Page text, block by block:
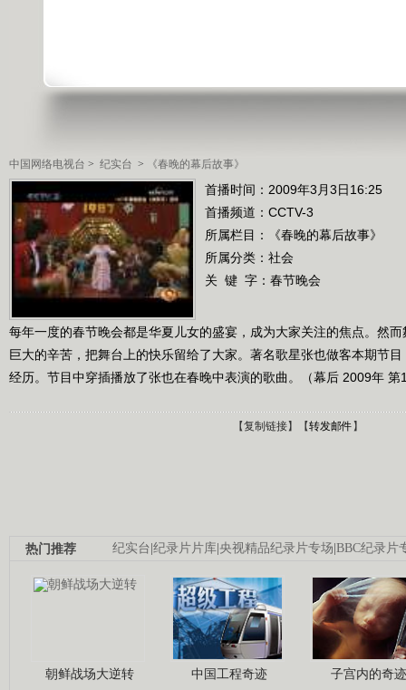
中国网络电视台 > 纪实台 > 《春晚的幕后故事》
首播时间：2009年3月3日16:25
首播频道： CCTV-3
所属栏目：
《春晚的幕后故事》
所属分类：社会
关 键 字： 春节晚会
每年一度的春节晚会都是华夏儿女的盛宴，成为大家关注的焦点。然
巨大的辛苦，把舞台上的快乐留给了大家。著名歌星张也做客本期节
经历。节目中穿插播放了张也在春晚中表演的歌曲。（幕后 2009年 第
【复制链接】【转发邮件】
纪实台|纪录片片库|央视精品纪录片专场|BBC纪录片
热门推荐
朝鲜战场大逆转 中国工程奇迹 子宫内的奇迹